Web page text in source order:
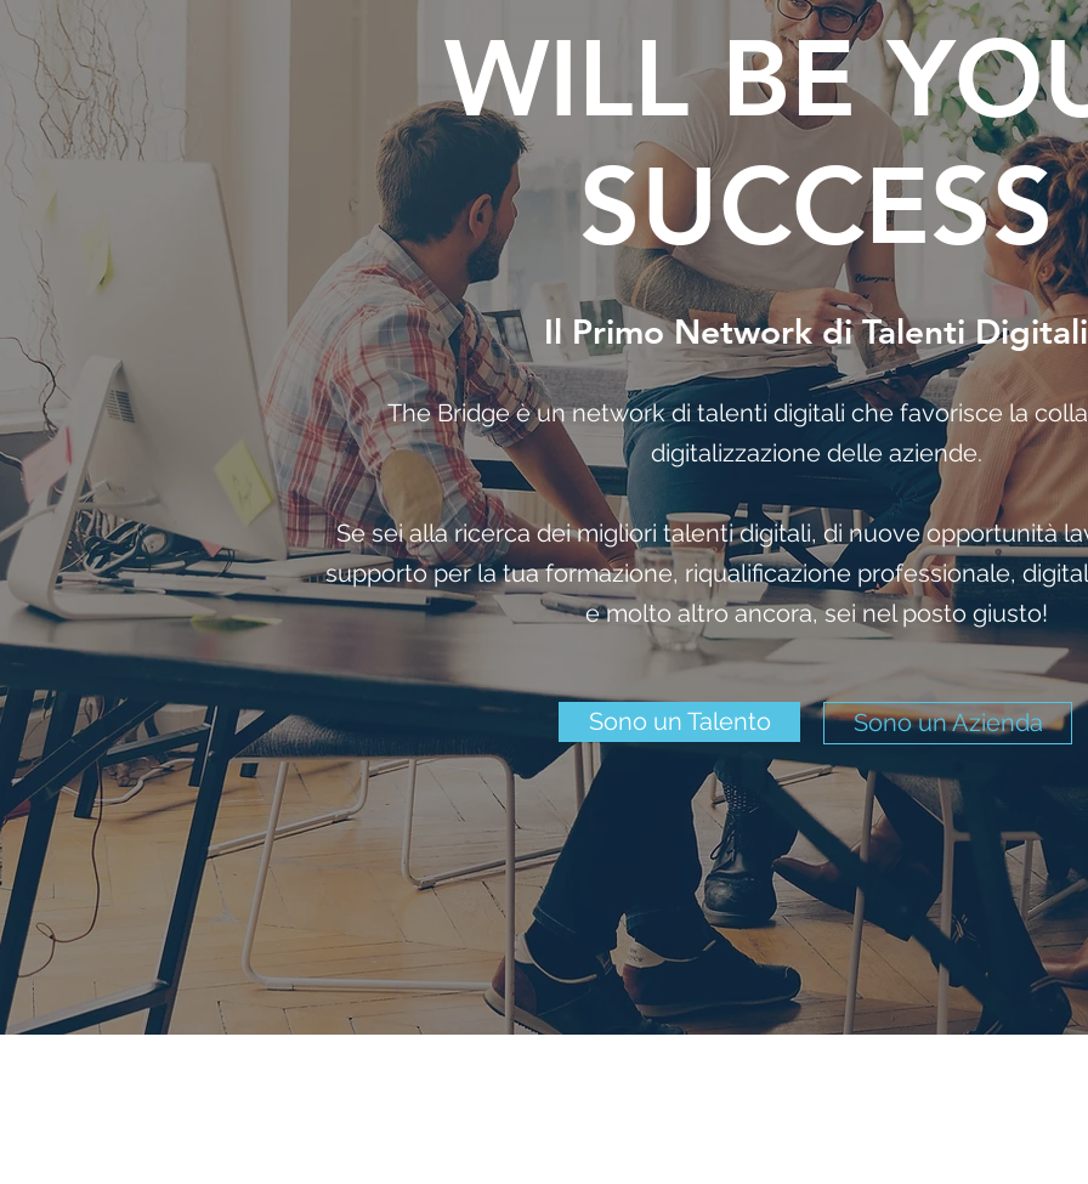
WILL BE
SUCCESS
Il Primo Network di Talenti Digitali
The Bridge è un network di talenti digitali che favorisce la
digitalizzazione delle aziende.
Se sei alla ricerca dei migliori talenti digitali, di nuove opportunità
supporto per la tua formazione, riqualificazione professionale,
e molto altro ancora, sei nel posto giusto!
Sono un Talento Sono un Azienda